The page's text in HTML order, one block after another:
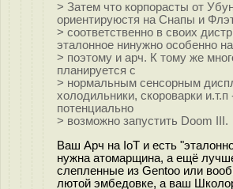
> Затем что корпорасты от
ориентируюcтя на Снапы и
> соответственно в своих
эталонное нинужно особенно
> поэтому и арч. К тому же
планируется с
> нормальным сенсорным
холодильники, скороварки и.т.п
потенциально
> возможно запустить Doom III.
Ваш Арч на IoT и есть
нужна атомарщина, а ещё
слепленные из Gentoo или
лютой эмбедовке, а ваш